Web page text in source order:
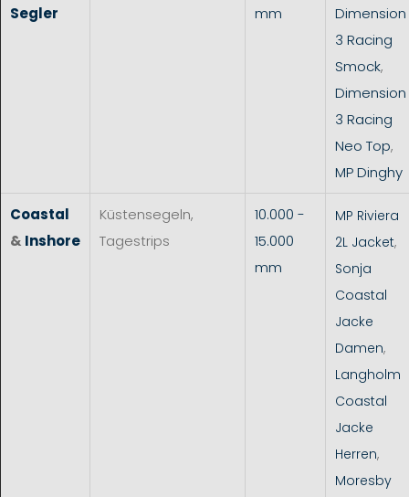
Segler mm
Dimension
3 Racing
Smock,
Dimension
3 Racing
Neo Top,
MP Dinghy
Coastal
& Inshore
Küstensegeln,
Tagestrips
10.000 -
15.000
mm
MP Riviera
2L Jacket,
Sonja
Coastal
Jacke
Damen,
Langholm
Coastal
Jacke
Herren,
Moresby